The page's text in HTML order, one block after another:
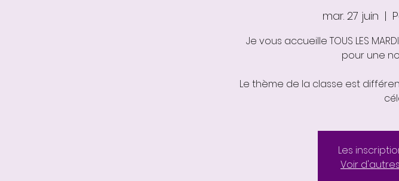
mar. 27 juin
  |
Je vous accueille TOUS LES
pour une
Le thème de la classe est
Les
Voir